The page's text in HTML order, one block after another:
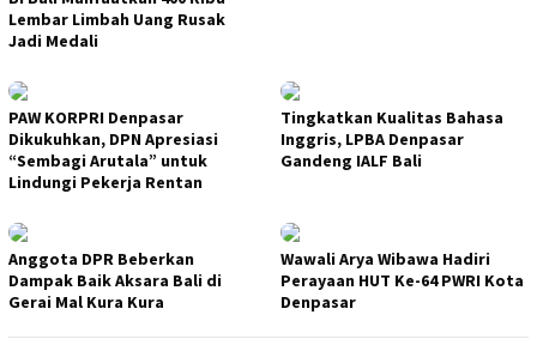
Lembar Limbah Uang Rusak
Jadi Medali
PAW KORPRI Denpasar
Dikukuhkan, DPN Apresiasi
“Sembagi Arutala” untuk
Lindungi Pekerja Rentan
Tingkatkan Kualitas Bahasa
Inggris, LPBA Denpasar
Gandeng IALF Bali
Anggota DPR Beberkan
Dampak Baik Aksara Bali di
Gerai Mal Kura Kura
Wawali Arya Wibawa Hadiri
Perayaan HUT Ke-64 PWRI Kota
Denpasar